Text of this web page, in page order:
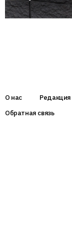
О нас Редакция
Обратная связь